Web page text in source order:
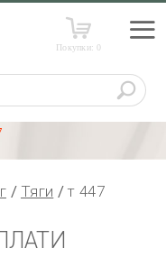
Покупки:0
Тяги т 447